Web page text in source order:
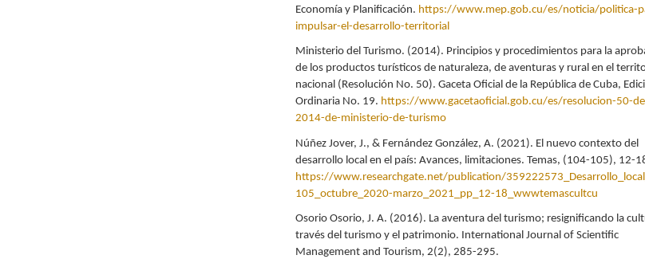
Economía y Planificación. https://www.mep.gob.cu/es/noticia/politica-
impulsar-el-desarrollo-territorial
Ministerio del Turismo. (2014). Principios y procedimientos para la
de los productos turísticos de naturaleza, de aventuras y rural en el
nacional (Resolución No. 50). Gaceta Oficial de la República de Cuba,
Ordinaria No. 19. https://www.gacetaoficial.gob.cu/es/resolucion-50-
2014-de-ministerio-de-turismo
Núñez Jover, J., & Fernández González, A. (2021). El nuevo contexto del
desarrollo local en el país: Avances, limitaciones. Temas, (104-105), 12-
https://www.researchgate.net/publication/
105_octubre_2020-marzo_2021_pp_12-18_wwwtemascultcu
Osorio Osorio, J. A. (2016). La aventura del turismo; resignificando la
través del turismo y el patrimonio. International Journal of Scientific
Management and Tourism, 2(2), 285-295.